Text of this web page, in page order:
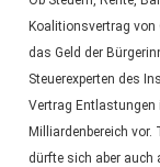
Koalitionsvertrag von
das Geld der
Steuerexperten des
Vertrag
Milliardenbereich vor.
dürfte sich aber auch